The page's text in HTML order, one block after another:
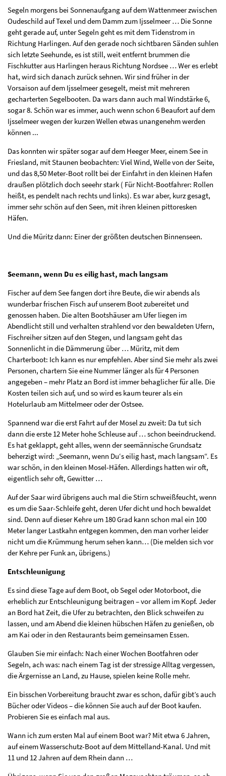
Segeln morgens bei Sonnenaufgang auf dem Wattenmeer zwischen
Oudeschild auf Texel und dem Damm zum Ijsselmeer … Die Sonne
geht gerade auf, unter Segeln geht es mit dem Tidenstrom in
Richtung Harlingen. Auf den gerade noch sichtbaren Sänden suhlen
sich letzte Seehunde, es ist still, weit entfernt brummen die
Fischkutter aus Harlingen heraus Richtung Nordsee … Wer es erlebt
hat, wird sich danach zurück sehnen. Wir sind früher in der
Vorsaison auf dem Ijsselmeer gesegelt, meist mit mehreren
gecharterten Segelbooten. Da wars dann auch mal Windstärke 6,
sogar 8. Schön war es immer, auch wenn schon 6 Beaufort auf dem
Ijsselmeer wegen der kurzen Wellen etwas unangenehm werden
können ...
Das konnten wir später sogar auf dem Heeger Meer, einem See in
Friesland, mit Staunen beobachten: Viel Wind, Welle von der Seite,
und das 8,50 Meter-Boot rollt bei der Einfahrt in den kleinen Hafen
draußen plötzlich doch seeehr stark ( Für Nicht-Bootfahrer: Rollen
heißt, es pendelt nach rechts und links). Es war aber, kurz gesagt,
immer sehr schön auf den Seen, mit ihren kleinen pittoresken
Häfen.
Und die Müritz dann: Einer der größten deutschen Binnenseen.
Seemann, wenn Du es eilig hast, mach langsam
Fischer auf dem See fangen dort ihre Beute, die wir abends als
wunderbar frischen Fisch auf unserem Boot zubereitet und
genossen haben. Die alten Bootshäuser am Ufer liegen im
Abendlicht still und verhalten strahlend vor den bewaldeten Ufern,
Fischreiher sitzen auf den Stegen, und langsam geht das
Sonnenlicht in die Dämmerung über … Müritz, mit dem
Charterboot: Ich kann es nur empfehlen. Aber sind Sie mehr als zwei
Personen, chartern Sie eine Nummer länger als für 4 Personen
angegeben – mehr Platz an Bord ist immer behaglicher für alle. Die
Kosten teilen sich auf, und so wird es kaum teurer als ein
Hotelurlaub am Mittelmeer oder der Ostsee.
Spannend war die erst Fahrt auf der Mosel zu zweit: Da tut sich
dann die erste 12 Meter hohe Schleuse auf … schon beeindruckend.
Es hat geklappt, geht alles, wenn der seemännische Grundsatz
beherzigt wird: „Seemann, wenn Du‘s eilig hast, mach langsam“. Es
war schön, in den kleinen Mosel-Häfen. Allerdings hatten wir oft,
eigentlich sehr oft, Gewitter …
Auf der Saar wird übrigens auch mal die Stirn schweißfeucht, wenn
es um die Saar-Schleife geht, deren Ufer dicht und hoch bewaldet
sind. Denn auf dieser Kehre um 180 Grad kann schon mal ein 100
Meter langer Lastkahn entgegen kommen, den man vorher leider
nicht um die Krümmung herum sehen kann… (Die melden sich vor
der Kehre per Funk an, übrigens.)
Entschleunigung
Es sind diese Tage auf dem Boot, ob Segel oder Motorboot, die
erheblich zur Entschleunigung beitragen – vor allem im Kopf. Jeder
an Bord hat Zeit, die Ufer zu betrachten, den Blick schweifen zu
lassen, und am Abend die kleinen hübschen Häfen zu genießen, ob
am Kai oder in den Restaurants beim gemeinsamen Essen.
Glauben Sie mir einfach: Nach einer Wochen Bootfahren oder
Segeln, ach was: nach einem Tag ist der stressige Alltag vergessen,
die Ärgernisse an Land, zu Hause, spielen keine Rolle mehr.
Ein bisschen Vorbereitung braucht zwar es schon, dafür gibt’s auch
Bücher oder Videos – die können Sie auch auf der Boot kaufen.
Probieren Sie es einfach mal aus.
Wann ich zum ersten Mal auf einem Boot war? Mit etwa 6 Jahren,
auf einem Wasserschutz-Boot auf dem Mittelland-Kanal. Und mit
11 und 12 Jahren auf dem Rhein dann …